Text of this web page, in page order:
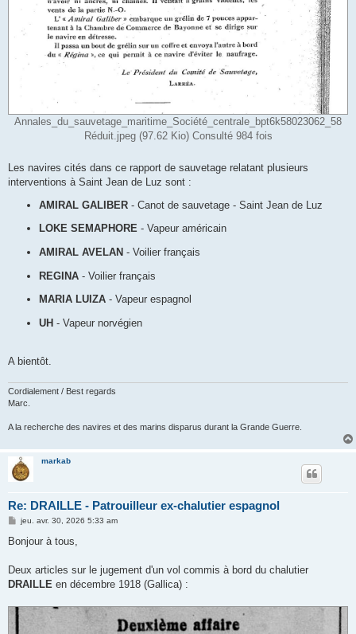
Annales_du_sauvetage_maritime_Société_centrale_bpt6k58023062_58
Réduit.jpeg (97.62 Kio) Consulté 984 fois
Les navires cités dans ce rapport de sauvetage relatant plusieurs
interventions à Saint Jean de Luz sont :
AMIRAL GALIBER - Canot de sauvetage - Saint Jean de Luz
LOKE SEMAPHORE - Vapeur américain
AMIRAL AVELAN - Voilier français
REGINA - Voilier français
MARIA LUIZA - Vapeur espagnol
UH - Vapeur norvégien
A bientôt.
Cordialement / Best regards
Marc.
A la recherche des navires et des marins disparus durant la Grande Guerre.
markab
Re: DRAILLE - Patrouilleur ex-chalutier espagnol
M
s
g
jeu. avr. 30, 2026 5:33 am
Bonjour à tous,
Deux articles sur le jugement d'un vol commis à bord du chalutier
DRAILLE en décembre 1918 (Gallica) :